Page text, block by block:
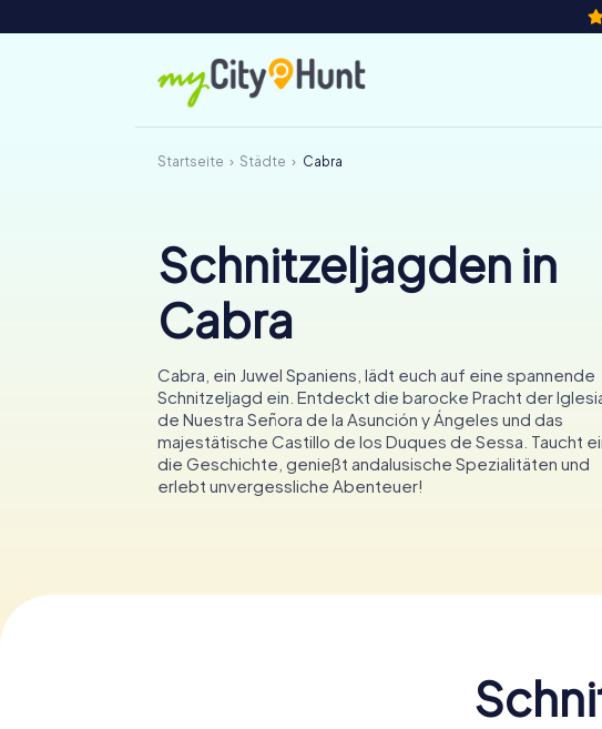
Startseite Städte Cabra
Schnitzeljagden in
Cabra
Cabra, ein Juwel Spaniens, lädt euch auf eine spannende
Schnitzeljagd ein. Entdeckt die barocke Pracht der
de Nuestra Señora de la Asunción y Ángeles und das
majestätische Castillo de los Duques de Sessa. Taucht
die Geschichte, genießt andalusische Spezialitäten und
erlebt unvergessliche Abenteuer!